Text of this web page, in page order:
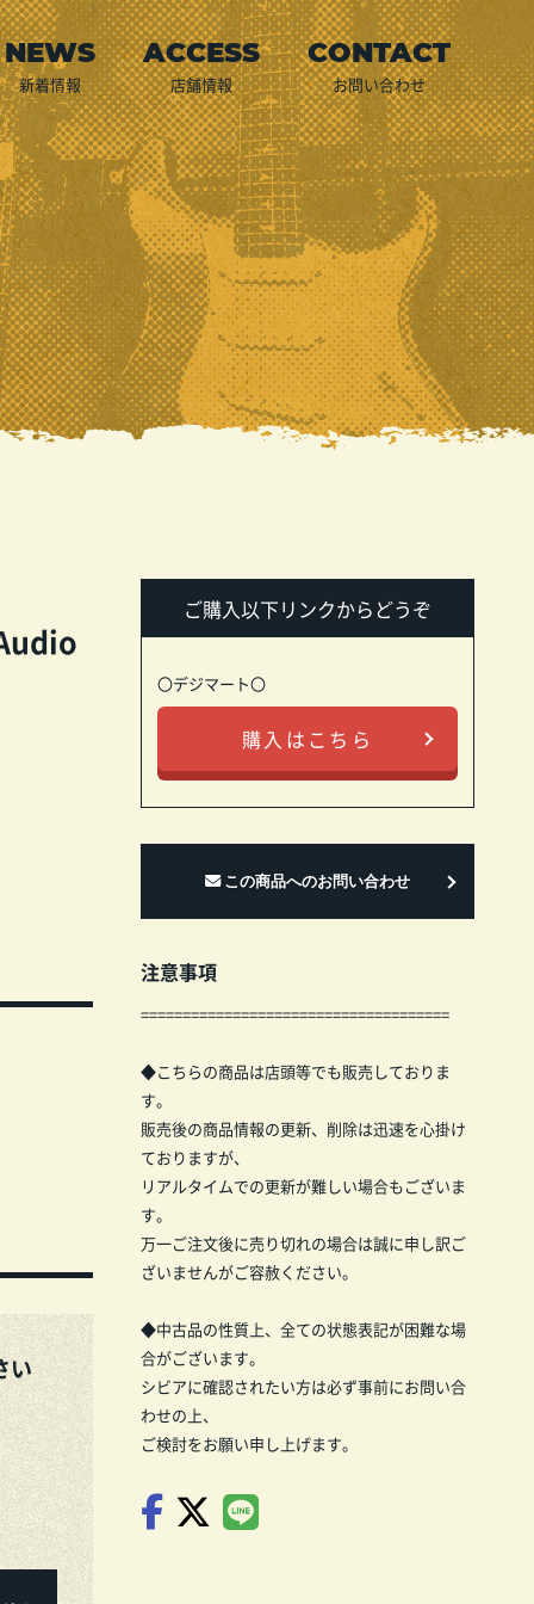
新着情報 店舗情報 お問い合わせ
い
ご購入以下リンクからどうぞ
〇デジマート〇
購入はこちら
注意事項
=====================================
◆こちらの商品は店頭等でも販売しておりま
す。
販売後の商品情報の更新、削除は迅速を心掛け
ておりますが、
リアルタイムでの更新が難しい場合もございま
す。
万一ご注文後に売り切れの場合は誠に申し訳ご
ざいませんがご容赦ください。
◆中古品の性質上、全ての状態表記が困難な場
合がございます。
シビアに確認されたい方は必ず事前にお問い合
わせの上、
ご検討をお願い申し上げます。